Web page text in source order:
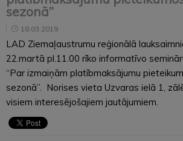
sezonā”
18.03.2019
LAD Ziemaļaustrumu reģionālā
22.martā pl.11.00 rīko informatīvo
“Par izmaiņām platībmaksājumu
sezonā”. Norises vieta Uzvaras ielā 1,
visiem interesējošajiem jautājumiem.